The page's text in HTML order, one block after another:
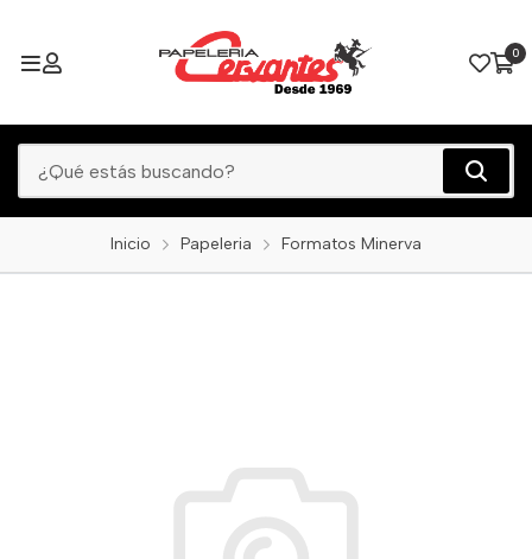
0
Inicio Papeleria Formatos Minerva